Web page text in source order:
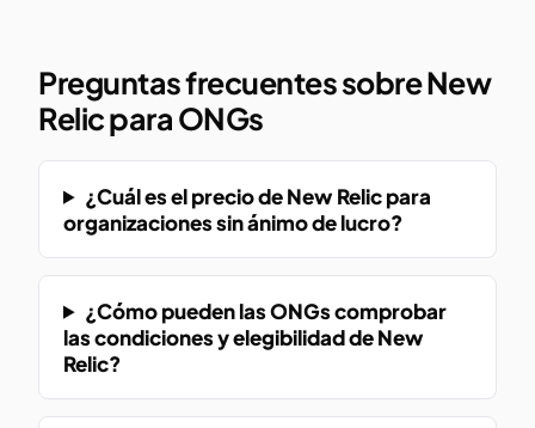
Preguntas frecuentes sobre New
Relic para ONGs
¿Cuál es el precio de New Relic para
organizaciones sin ánimo de lucro?
¿Cómo pueden las ONGs comprobar
las condiciones y elegibilidad de New
Relic?